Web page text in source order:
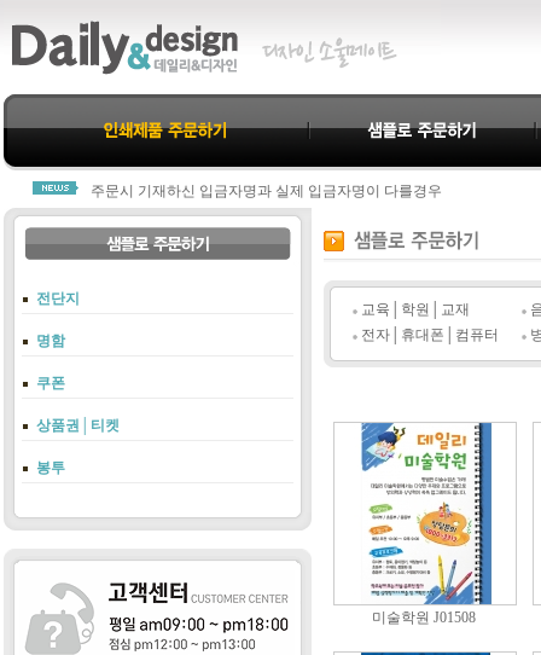
모든 제작물은 결제완료 후 진행됩니다.
주문시 기재하신 입금자명과 실제 입금자명이 다를경우
당사 고객센터 1800-3312로 연락주셔야 누락되지 않습니다.
항상 친절과 신뢰로 고객님께 다가가는 데일리&디자인이 되겠습니다.
데일리&디자인을 찾아주신 모든분께 진심으로 감사드립니다.
주문시 기재하신 입금자명과 실제 입금자명이 다를경우
당사 고객센터 1800-3312로 연락주셔야 누락되지 않습니다.
항상 친절과 신뢰로 고객님께 다가가는 데일리&디자인이 되겠습니다.
전단지
명함
쿠폰
상품권│티켓
봉투
교육│학원│교재
전자│휴대폰│컴퓨터
미술학원 J01508